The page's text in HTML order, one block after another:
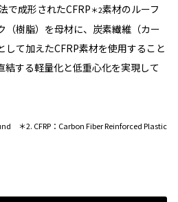
で成形されたCFRP＊2素材のルーフ
（樹脂）を母材に、炭素繊維（カー
て加えたCFRP素材を使用すること
結する軽量化と低重心化を実現して
＊2. CFRP：Carbon Fiber Reinforced Plastic